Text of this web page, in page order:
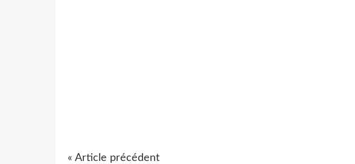
« Article précédent